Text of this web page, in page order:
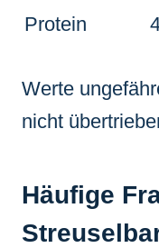
Protein
Werte
nicht
Häufige